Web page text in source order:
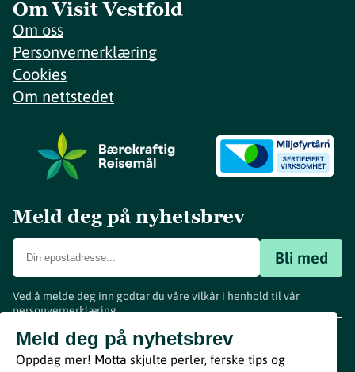
Om Visit Vestfold
Om oss
Personvernerklæring
Cookies
Om nettstedet
Meld deg på nyhetsbrev
Bli med
Ved å melde deg inn godtar du våre vilkår i henhold til vår
personvernerklæring.
Meld deg på nyhetsbrev
Oppdag mer! Motta skjulte perler, ferske tips og
www.visitvestfold.com
Turistinformasjon